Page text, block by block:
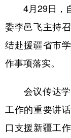
山东
广东
四川
陕西
新疆
多语种频道
4月29日，自
委李邑飞主持
结赴援疆省市
作事项落实。
会议传达学
工作的重要讲
口支援新疆工